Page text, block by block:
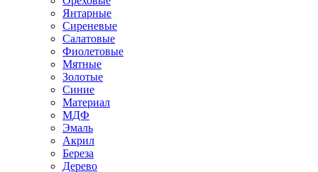
Янтарные
Сиреневые
Салатовые
Фиолетовые
Мятные
Золотые
Синие
Материал
МДФ
Эмаль
Акрил
Береза
Дерево